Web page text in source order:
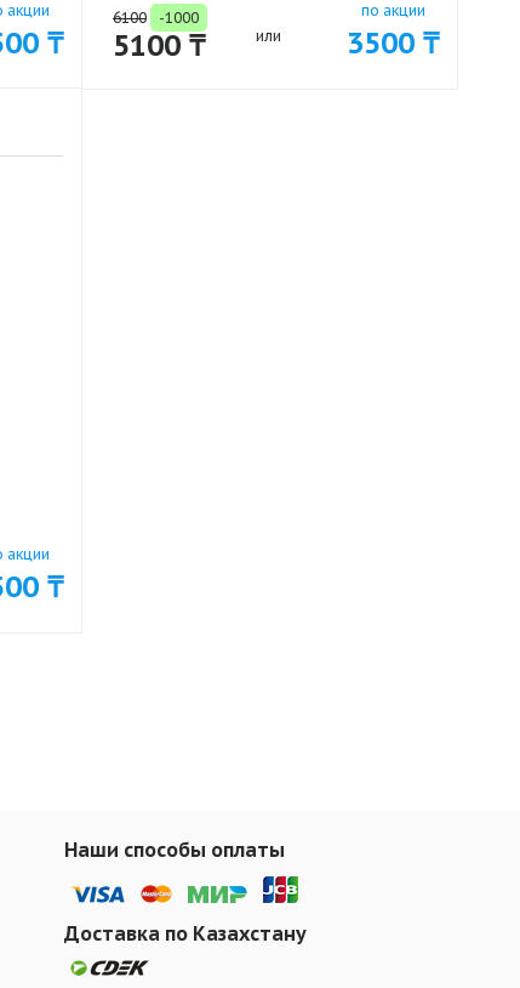
акции
₸
6100 -1000
5100 ₸ или
по акции
3500 ₸
акции
₸
Наши способы оплаты
Доставка по Казахстану